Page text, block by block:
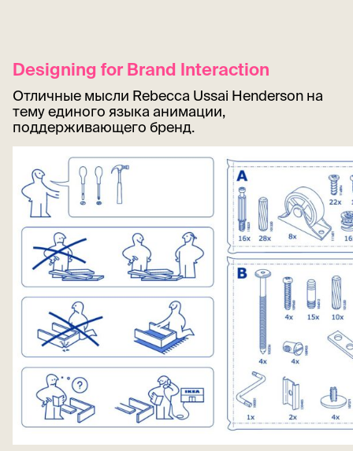
Designing for Brand Interaction
Отличные мысли Rebecca Ussai Henderson на
тему единого языка анимации,
поддерживающего бренд.